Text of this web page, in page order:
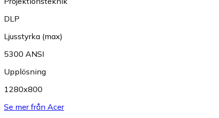
DLP
Ljusstyrka (max)
5300 ANSI
Upplösning
1280x800
Se mer från Acer